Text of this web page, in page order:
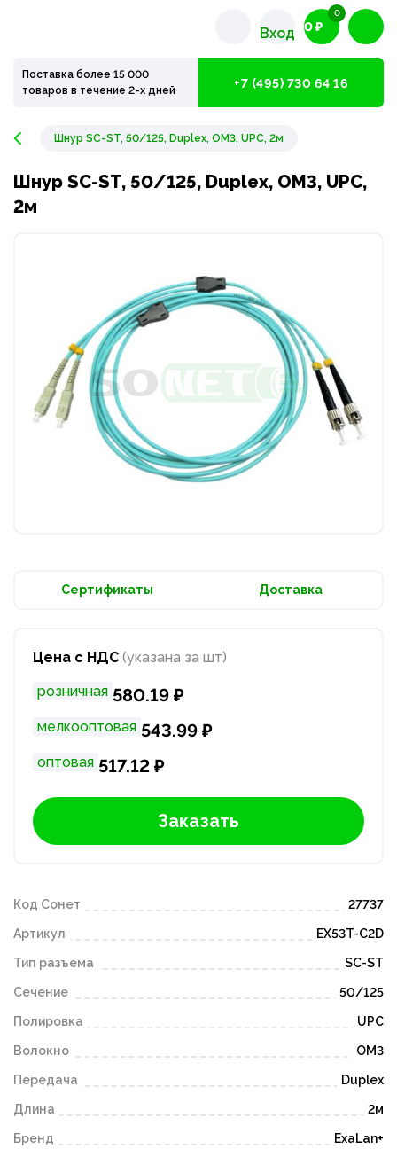
Вход 0 ₽
0
Поставка более 15 000
товаров в течение 2-х дней
+7 (495) 730 64 16
Шнур SC-ST, 50/125, Duplex, OM3, UPC, 2м
Шнур SC-ST, 50/125, Duplex, OM3, UPC,
2м
Сертификаты Доставка
Цена с НДС (указана за шт)
розничная 580.19 ₽
мелкооптовая 543.99 ₽
оптовая 517.12 ₽
Заказать
Код Сонет 27737
Артикул EX53T-C2D
Тип разъема SC-ST
Сечение 50/125
Полировка UPC
Волокно OM3
Передача Duplex
Длина 2м
Бренд ExaLan+